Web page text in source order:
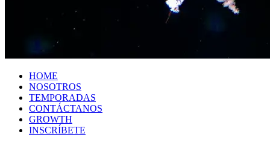
HOME
NOSOTROS
TEMPORADAS
CONTÁCTANOS
GROWTH
INSCRÍBETE